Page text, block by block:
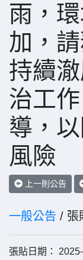
雨，
加，
持續
治工
導，
風險
上一則公告
一般公告 / 張
張貼日期：